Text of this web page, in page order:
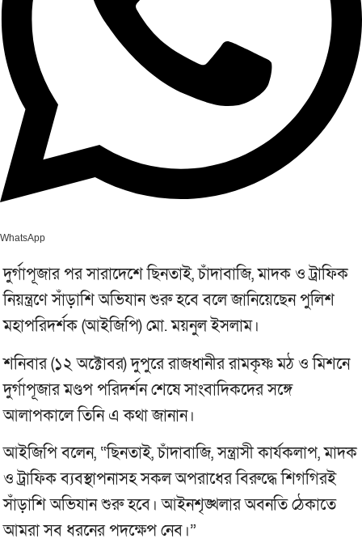
WhatsApp
দুর্গাপূজার পর সারাদেশে ছিনতাই, চাঁদাবাজি, মাদক ও ট্রাফিক
নিয়ন্ত্রণে সাঁড়াশি অভিযান শুরু হবে বলে জানিয়েছেন পুলিশ
মহাপরিদর্শক (আইজিপি) মো. ময়নুল ইসলাম।
শনিবার (১২ অক্টোবর) দুপুরে রাজধানীর রামকৃষ্ণ মঠ ও মিশনে
দুর্গাপূজার মণ্ডপ পরিদর্শন শেষে সাংবাদিকদের সঙ্গে
আলাপকালে তিনি এ কথা জানান।
আইজিপি বলেন, “ছিনতাই, চাঁদাবাজি, সন্ত্রাসী কার্যকলাপ, মাদক
ও ট্রাফিক ব্যবস্থাপনাসহ সকল অপরাধের বিরুদ্ধে শিগগিরই
সাঁড়াশি অভিযান শুরু হবে। আইনশৃঙ্খলার অবনতি ঠেকাতে
আমরা সব ধরনের পদক্ষেপ নেব।”